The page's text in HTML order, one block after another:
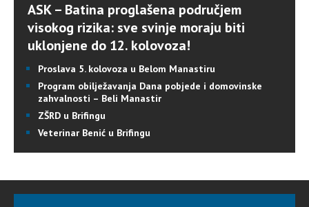
ASK – Batina proglašena područjem
visokog rizika: sve svinje moraju biti
uklonjene do 12. kolovoza!
Proslava 5. kolovoza u Belom Manastiru
Program obilježavanja Dana pobjede i domovinske
zahvalnosti – Beli Manastir
ZŠRD u Brifingu
Veterinar Benić u Brifingu